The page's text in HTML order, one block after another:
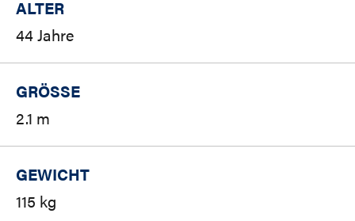
ALTER
44 Jahre
GRÖSSE
2.1 m
GEWICHT
115 kg